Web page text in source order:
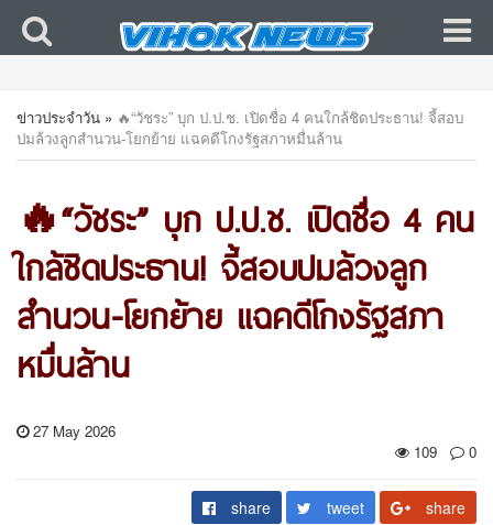
ข่าวประจำวัน » 🔥“วัชระ” บุก ป.ป.ช. เปิดชื่อ 4 คนใกล้ชิดประธาน! จี้สอบ
ปมล้วงลูกสำนวน-โยกย้าย แฉคดีโกงรัฐสภาหมื่นล้าน
🔥“วัชระ” บุก ป.ป.ช. เปิดชื่อ 4 คน
ใกล้ชิดประธาน! จี้สอบปมล้วงลูก
สำนวน-โยกย้าย แฉคดีโกงรัฐสภา
หมื่นล้าน
27 May 2026
109
0
share tweet share